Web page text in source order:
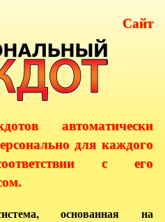
Сайт
автоматически
для каждого
с его
основанная на